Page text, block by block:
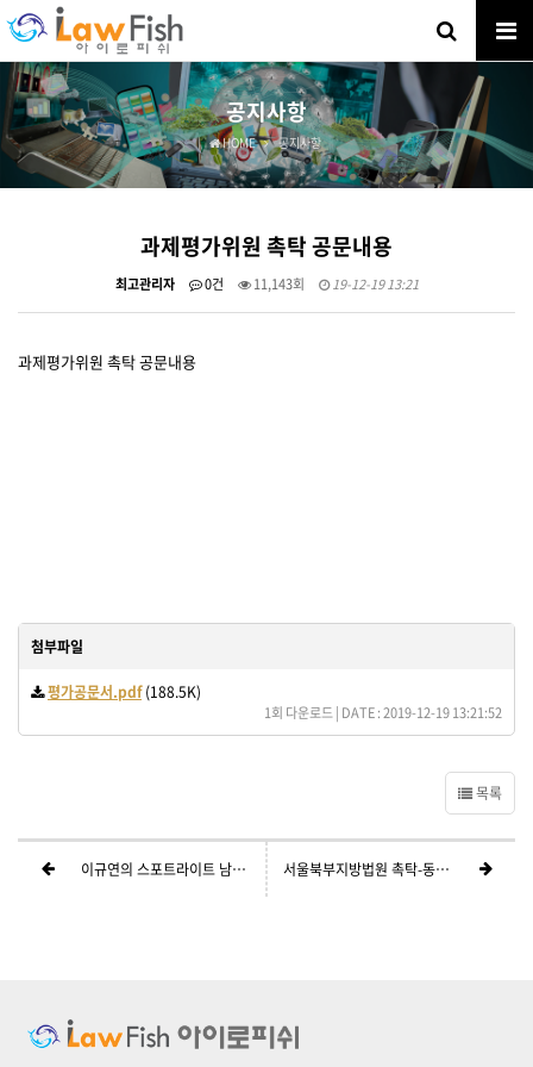
공지사항
HOME 공지사항
과제평가위원 촉탁 공문내용
최고관리자 0건 11,143회 19-12-19 13:21
과제평가위원 촉탁 공문내용
첨부파일
평가공문서.pdf(188.5K)
1회 다운로드 | DATE : 2019-12-19 13:21:52
목록
이규연의 스포트라이트 남원에서장애인폭행과 학대 분석-JTBC 종합채널 방송 서울북부지방법원 촉탁-동영상 편집 여부-2